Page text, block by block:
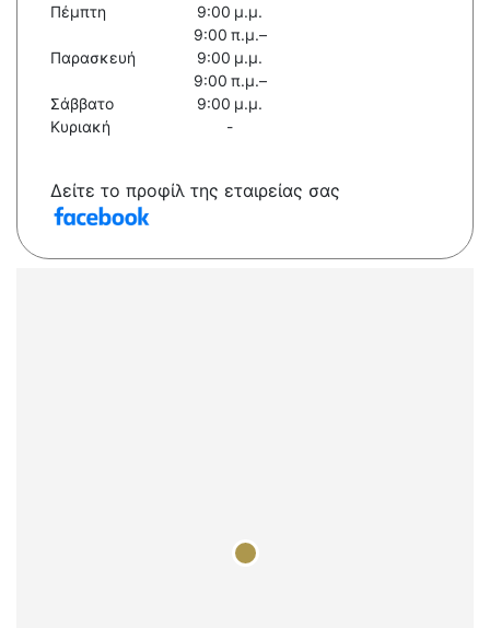
Πέμπτη
9:00 μ.μ.
Παρασκευή
9:00 π.μ.–
9:00 μ.μ.
Σάββατο
9:00 π.μ.–
9:00 μ.μ.
Κυριακή
-
Δείτε το προφίλ της εταιρείας σας